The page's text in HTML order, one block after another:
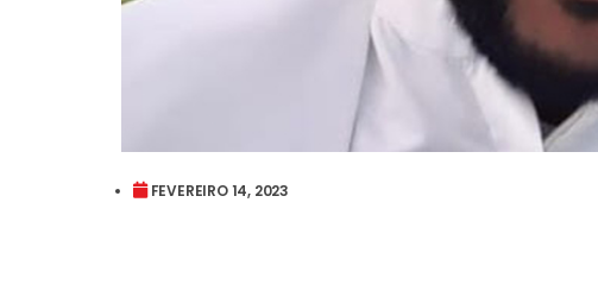
FEVEREIRO 14, 2023